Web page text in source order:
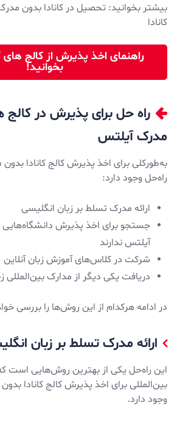
بیشتر بخوانید: تحصیل در کانادا بدون
کانادا
راهنمای اخذ پذیرش از کالج های
بخوانید!
راه حل برای پذیرش در کالج
مدرک آیلتس
راه‌حل وجود دارد:
ارائه مدرک تسلط بر زبان انگلیسی
جستجو برای اخذ پذیرش دانشگاه‌هایی
آیلتس ندارند
شرکت در کلاس‌های آموزش زبان آنلاین
دریافت یکی دیگر از مدارک بین‌المللی
در ادامه هرکدام از این روش‌ها را بررسی
ارائه مدرک تسلط بر زبان
این راه‌حل یکی از بهترین روش‌هایی است
بین‌المللی برای اخذ پذیرش کالج کانادا
وجود دارد.